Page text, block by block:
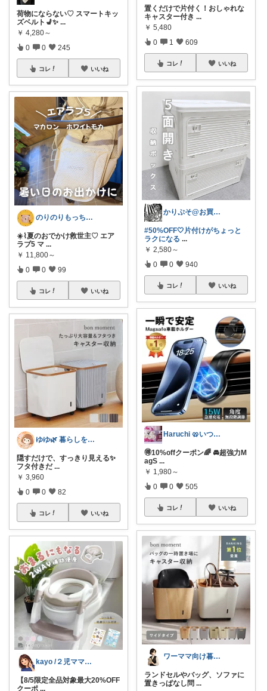
荷物にならない♡ スマートキッ
ズベルト💺✨ ...
￥ 4,280～
0 0 245
コレ いいね
のりのりもっち⌇１歳との楽しい暮らし🌻
☀️⌇夏のおでかけ救世主♡ エア
ラブ5 マ ...
￥ 11,800～
0 0 99
コレ いいね
ゆゆ🌿 暮らしを整えたい🫖
隠すだけで、すっきり見える✨
フタ付きだ ...
￥ 3,960
0 0 82
コレ いいね
kayo /２児ママ・子育てグッズ🌿
【8/5限定全品対象最大20%OFF
クーポ ...
置くだけで片付く！おしゃれな
キャスター付き ...
￥ 5,480
0 1 609
コレ いいね
かりぷそ@お買い物の応援します
#50%OFF🤍片付けがちょっと
ラクになる ...
￥ 2,580～
0 0 940
コレ いいね
Haruchi 🥨いつもありがとう🌸
🉐10%offクーポン🌈 🚘超強力M
agS ...
￥ 1,980～
0 0 505
コレ いいね
ワーママ向け暮らしの便利グッズROOM
ランドセルやバッグ、ソファに
置きっぱなし問 ...